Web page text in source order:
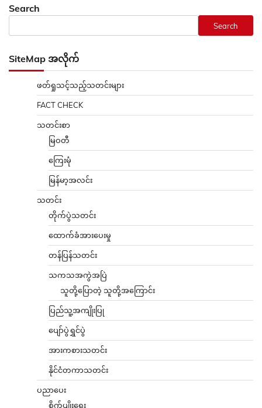
Search
Search
SiteMap အလိုက်
ဖတ်ရှုသင့်သည့်သတင်းများ
FACT CHECK
သတင်းစာ
မြဝတီ
ကြေးမုံ
မြန်မာ့အလင်း
သတင်း
တိုက်ပွဲသတင်း
ထောက်ခံအားပေးမှု
တန်ပြန်သတင်း
သကသအကွဲအပြဲ
သူတို့ပြောတဲ့ သူတို့အကြောင်း
ပြည်သူ့အကျိုးပြု
ပျော်ပွဲရွှင်ပွဲ
အားကစားသတင်း
နိုင်ငံတကာသတင်း
ပညာပေး
စိုက်ပျိုးရေး